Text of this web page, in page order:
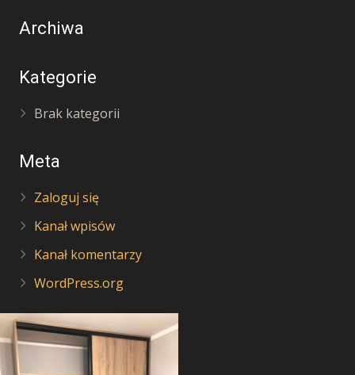
Archiwa
Kategorie
Brak kategorii
Meta
Zaloguj się
Kanał wpisów
Kanał komentarzy
WordPress.org